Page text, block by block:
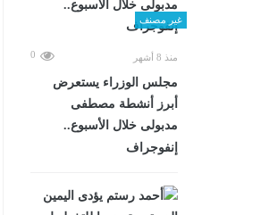
غير مصنف
منذ 8 أشهر 0
مجلس الوزراء يستعرض
أبرز أنشطة مصطفى
مدبولى خلال الأسبوع..
إنفوجراف